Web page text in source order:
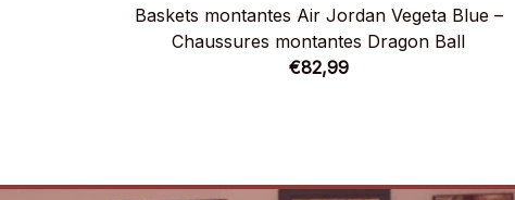
Baskets montantes Air Jordan Vegeta Blue –
Chaussures montantes Dragon Ball
€82,99